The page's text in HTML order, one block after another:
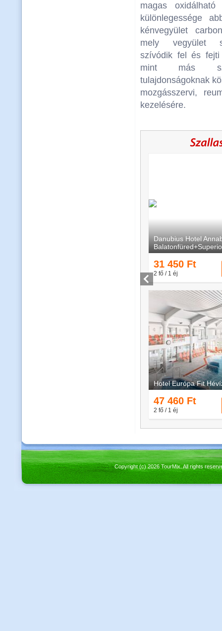
magas
különlegessége
kénvegyület
mely vegyület
szívódik fel és
mint más
tulajdonságoknak
mozgásszervi,
kezelésére.
Copyright (c) 2026 TourMix. All rights